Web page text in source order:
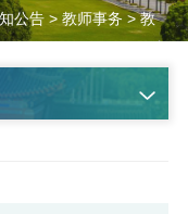
公告> 教师事务 >教